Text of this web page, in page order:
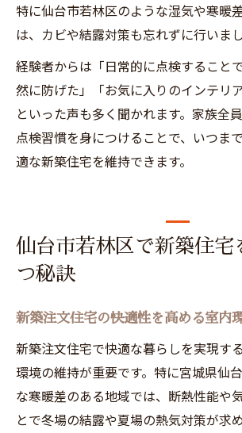
特に仙台市若林区のような湿気や寒暖
は、カビや結露対策も忘れずに行いまし
経験者からは「日常的に点検すること
然に防げた」「お気に入りのインテリ
といった声も多く聞かれます。家族全
点検習慣を身につけることで、いつま
適な新築住宅を維持できます。
仙台市若林区で新築住宅
つ秘訣
新築注文住宅の快適性を高める室内
新築注文住宅で快適な暮らしを実現す
環境の維持が重要です。特に宮城県仙
な寒暖差のある地域では、断熱性能や
とで冬場の結露や夏場の熱気対策が求